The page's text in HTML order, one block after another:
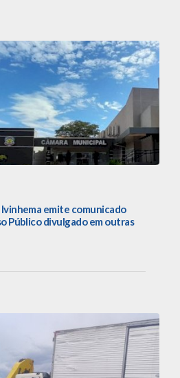
emite comunicado
Público divulgado em outras